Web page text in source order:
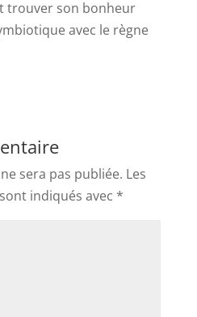
trouver son bonheur
avec le règne
sera pas publiée. Les
indiqués avec *